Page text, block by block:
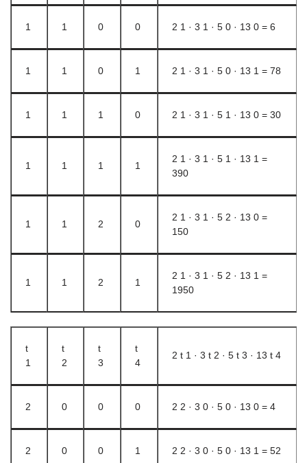
1 1 0 0 2 1 · 3 1 · 5 0 · 13 0 = 6
1 1 0 1 2 1 · 3 1 · 5 0 · 13 1 = 78
1 1 1 0 2 1 · 3 1 · 5 1 · 13 0 = 30
1 1 1 1
2 1 · 3 1 · 5 1 · 13 1 =
390
1 1 2 0
2 1 · 3 1 · 5 2 · 13 0 =
150
1 1 2 1
2 1 · 3 1 · 5 2 · 13 1 =
1950
t
1
t
2
t
3
t
4
2 t 1 · 3 t 2 · 5 t 3 · 13 t 4
2 0 0 0 2 2 · 3 0 · 5 0 · 13 0 = 4
2 0 0 1 2 2 · 3 0 · 5 0 · 13 1 = 52